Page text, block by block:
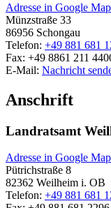
Adresse in Google
Münzstraße 33
86956 Schongau
Telefon: +49 881 681
Fax: +49 8861 211
E-Mail: Nachricht
Anschrift
Landratsamt
Adresse in Google
Pütrichstraße 8
82362 Weilheim i. OB
Telefon: +49 881 681